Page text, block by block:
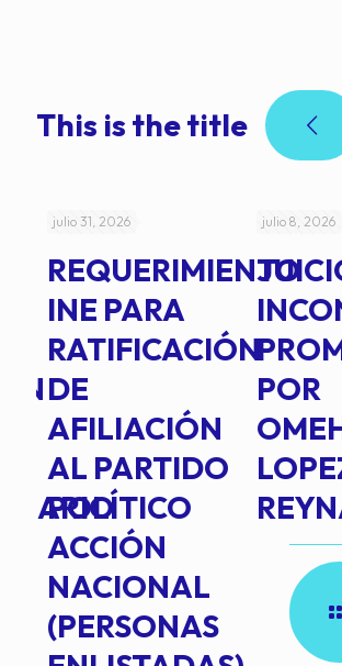
This is the title
julio 31, 2026
REQUERIMIENTO
INE PARA
RATIFICACIÓN
DE
AFILIACIÓN
AL PARTIDO
POLÍTICO
ACCIÓN
NACIONAL
(PERSONAS
julio 8, 2026
POR